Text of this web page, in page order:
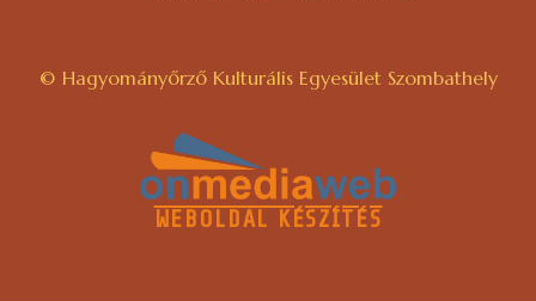
© Hagyományőrző Kulturális Egyesület Szombathely
WEBOLDAL KÉSZÍTÉS